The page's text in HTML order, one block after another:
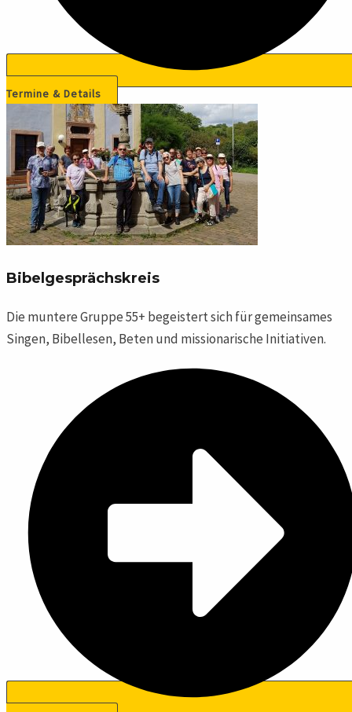
Termine & Details
Bibelgesprächskreis
Die muntere Gruppe 55+ begeistert sich für gemeinsames
Singen, Bibellesen, Beten und missionarische Initiativen.